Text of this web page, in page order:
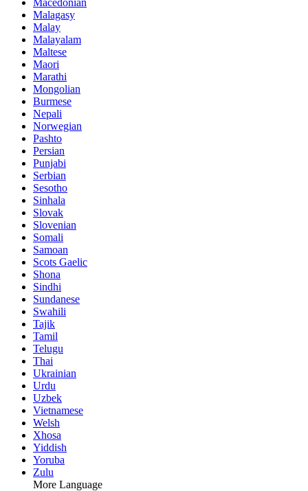
Macedonian
Malagasy
Malay
Malayalam
Maltese
Maori
Marathi
Mongolian
Burmese
Nepali
Norwegian
Pashto
Persian
Punjabi
Serbian
Sesotho
Sinhala
Slovak
Slovenian
Somali
Samoan
Scots Gaelic
Shona
Sindhi
Sundanese
Swahili
Tajik
Tamil
Telugu
Thai
Ukrainian
Urdu
Uzbek
Vietnamese
Welsh
Xhosa
Yiddish
Yoruba
Zulu
More Language